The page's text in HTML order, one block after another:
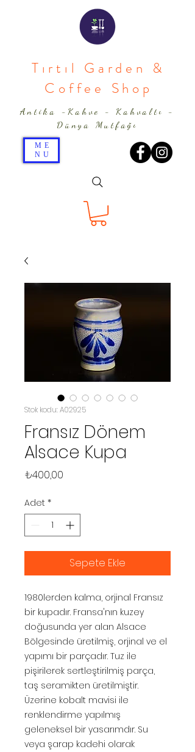
Tırtıl Garden &
Coffee Shop
ME
NU
Antika -Kahve - Kahvaltı -
Dünya Mutfağı
Stok kodu: A02925
Fransız Dönem
Alsace Kupa
₺400,00
Adet *
Sepete Ekle
1980lerden kalma, orjinal Fransız
bir kupadır. Fransa'nın kuzey
doğusunda yer alan Alsace
Bölgesinde üretilmiş, orjinal ve el
yapımı bir parçadır. Tuz ile
pişirilerek sertleştirilmiş parça,
taş seramikten üretilmiştir.
Üzerine kobalt mavisi ile
renklendirme yapılmış
geleneksel bir yasarımdır. Su
veya şarap kadehi olarak